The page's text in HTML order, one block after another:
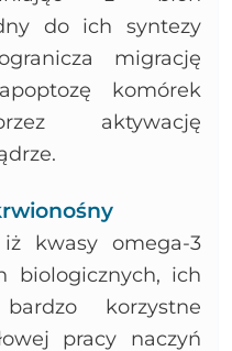
do ich syntezy
migrację
komórek
aktywację
kwasy omega-3
biologicznych, ich
korzystne
pracy naczyń